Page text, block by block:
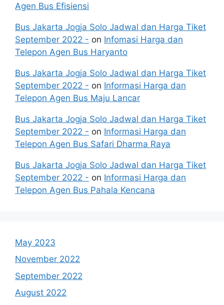
Agen Bus Efisiensi
Bus Jakarta Jogja Solo Jadwal dan Harga Tiket
September 2022 - on Infomasi Harga dan
Telepon Agen Bus Haryanto
Bus Jakarta Jogja Solo Jadwal dan Harga Tiket
September 2022 - on Informasi Harga dan
Telepon Agen Bus Maju Lancar
Bus Jakarta Jogja Solo Jadwal dan Harga Tiket
September 2022 - on Informasi Harga dan
Telepon Agen Bus Safari Dharma Raya
Bus Jakarta Jogja Solo Jadwal dan Harga Tiket
September 2022 - on Informasi Harga dan
Telepon Agen Bus Pahala Kencana
May 2023
November 2022
September 2022
August 2022